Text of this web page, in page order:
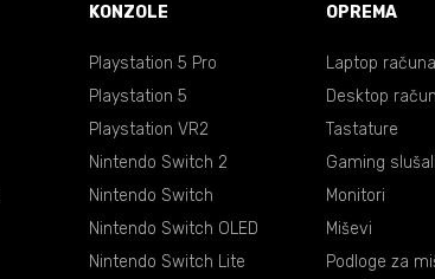
KONZOLE
Playstation 5 Pro
Playstation 5
Playstation VR2
Nintendo Switch 2
Nintendo Switch
Nintendo Switch OLED
Nintendo Switch Lite
OPREMA
Laptop
Desktop
Tastature
Gaming
Monitori
Miševi
Podloge za